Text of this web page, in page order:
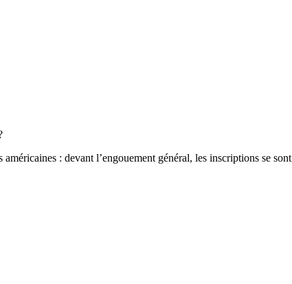
: devant l’engouement général, les inscriptions se sont